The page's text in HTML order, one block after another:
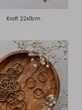
Kraft 22x11cm